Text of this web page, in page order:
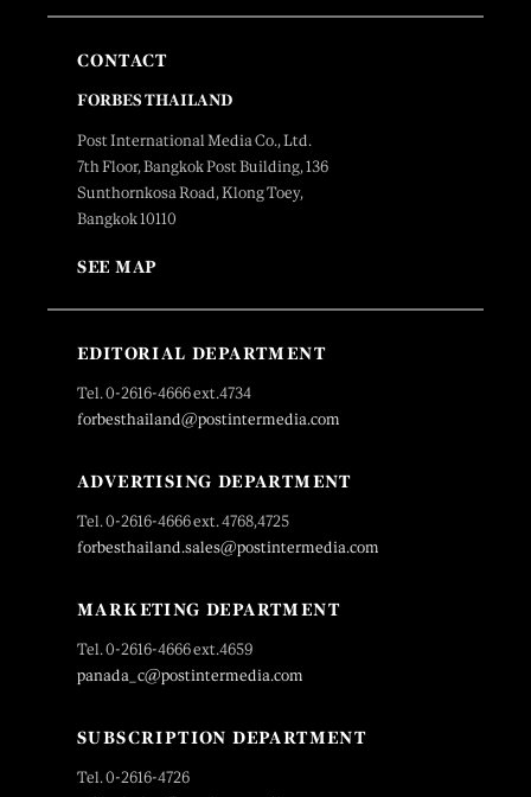
CONTACT
FORBES THAILAND
Post International Media Co., Ltd.
7th Floor, Bangkok Post Building, 136
Sunthornkosa Road, Klong Toey,
Bangkok 10110
SEE MAP
EDITORIAL DEPARTMENT
Tel. 0-2616-4666 ext.4734
forbesthailand@postintermedia.com
ADVERTISING DEPARTMENT
Tel. 0-2616-4666 ext. 4768,4725
forbesthailand.sales@postintermedia.com
MARKETING DEPARTMENT
Tel. 0-2616-4666 ext.4659
panada_c@postintermedia.com
SUBSCRIPTION DEPARTMENT
Tel. 0-2616-4726